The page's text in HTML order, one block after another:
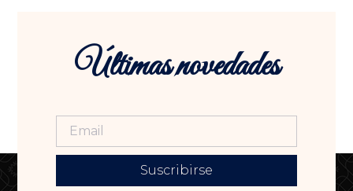
Últimas novedades
Suscribirse